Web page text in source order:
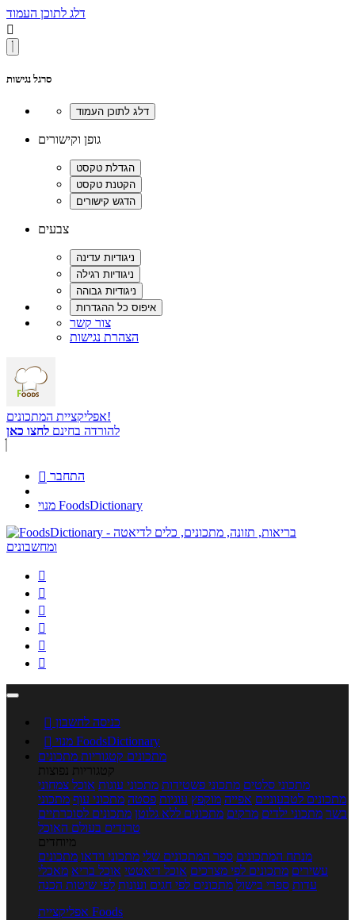
דלג לתוכן העמוד

סרגל נגישות
גופן וקישורים
צבעים
צור קשר
הצהרת נגישות
אפליקציית המתכונים!
להורדה בחינם לחצו כאן
 התחבר
מנוי FoodsDictionary






 כניסה לחשבון

מנוי FoodsDictionary
מתכונים קטגוריות מתכונים
קטגוריות נפוצות
מתכוני סלטים מתכוני פשטידות מתכוני עוגות אוכל צמחוני
מתכונים לטבעוניים אפייה מוקפץ עוגיות פסטה מתכוני עוף מתכוני
בשר מתכוני ילדים מרקים מתכונים ללא גלוטן מתכונים לסוכרתיים
טרנדים בעולם האוכל
מיוחדים
מנתח המתכונים ספר המתכונים שלי מתכוני וידאו מתכונים
עשירים מתכונים לפי מצרכים אוכל דיאטטי אוכל בריא מאכלי
עדות ספרי בישול מתכונים לפי חגים ועונות לפי שיטות הכנה
אפליקציית Foods